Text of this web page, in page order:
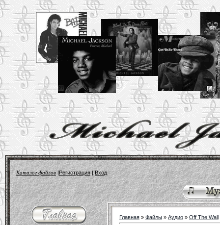
Каталог файлов|Регистрация|Вход
Главная » Файлы » Аудио » Off The Wall